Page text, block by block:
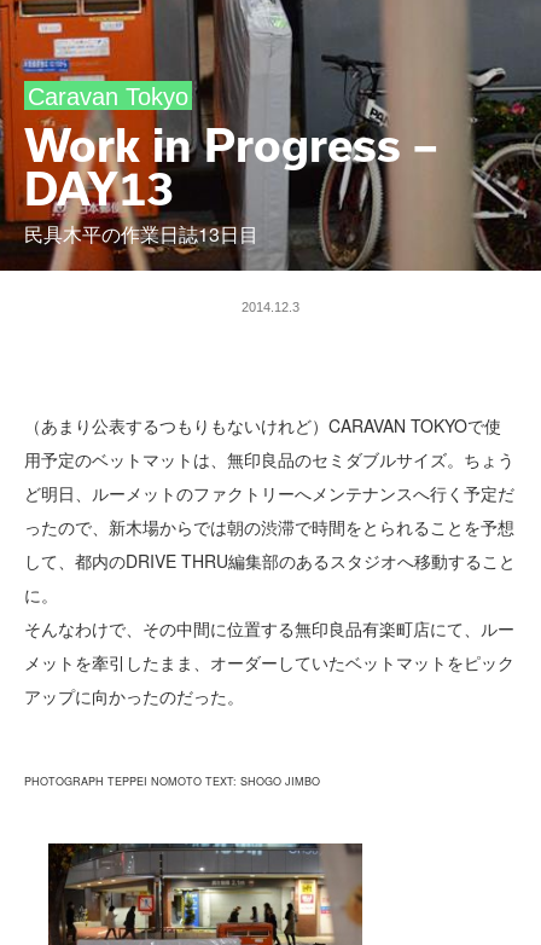
Caravan Tokyo
Work in Progress –
DAY13
民具木平の作業日誌13日目
2014.12.3
（あまり公表するつもりもないけれど）CARAVAN TOKYOで使
用予定のベットマットは、無印良品のセミダブルサイズ。ちょう
ど明日、ルーメットのファクトリーへメンテナンスへ行く予定だ
ったので、新木場からでは朝の渋滞で時間をとられることを予想
して、都内のDRIVE THRU編集部のあるスタジオへ移動すること
に。
そんなわけで、その中間に位置する無印良品有楽町店にて、ルー
メットを牽引したまま、オーダーしていたベットマットをピック
アップに向かったのだった。
PHOTOGRAPH TEPPEI NOMOTO TEXT: SHOGO JIMBO